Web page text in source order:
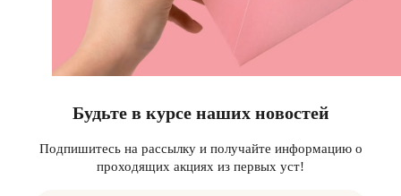
Будьте в курсе наших новостей
Подпишитесь на рассылку и получайте информацию о
проходящих акциях из первых уст!